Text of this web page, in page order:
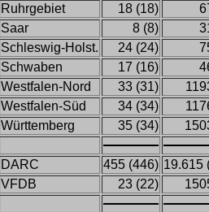
Ruhrgebiet
18 (18)
Saar
8 (8)
Schleswig-Holst.
24 (24)
Schwaben
17 (16)
Westfalen-Nord
33 (31)
Westfalen-Süd
34 (34)
Württemberg
35 (34)
DARC 455 (446) 19.615
VFDB
23 (22)